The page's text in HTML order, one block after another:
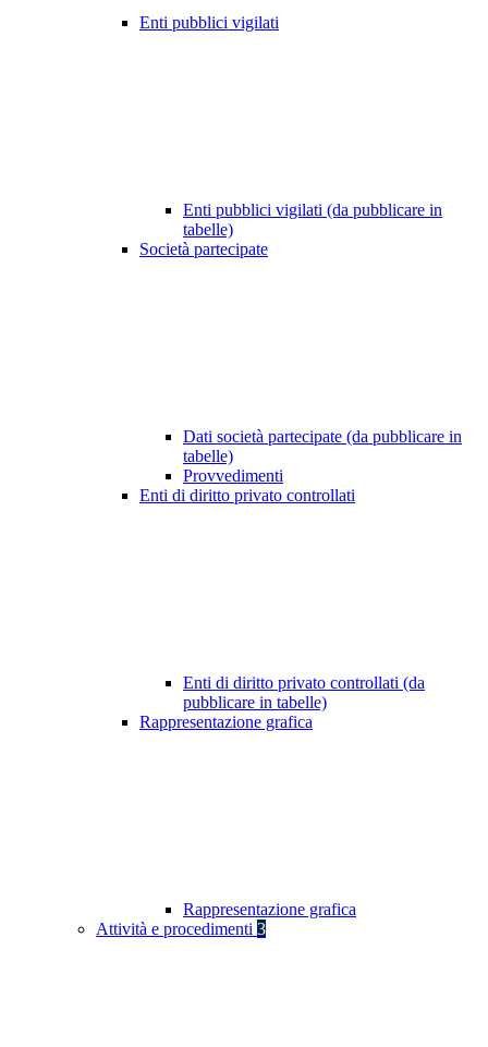
Enti pubblici vigilati
Enti pubblici vigilati (da pubblicare in
tabelle)
Società partecipate
Dati società partecipate (da pubblicare in
tabelle)
Provvedimenti
Enti di diritto privato controllati
Enti di diritto privato controllati (da
pubblicare in tabelle)
Rappresentazione grafica
Rappresentazione grafica
Attività e procedimenti 3